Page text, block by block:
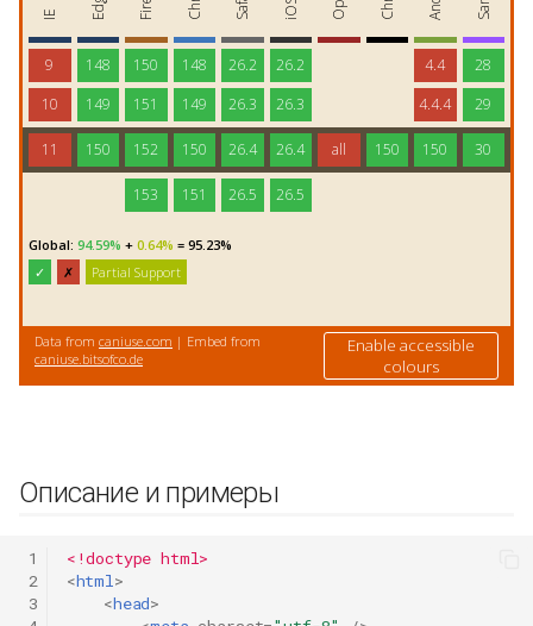
Описание и примеры
1
2
3
<!doctype html>
<html>
<head>